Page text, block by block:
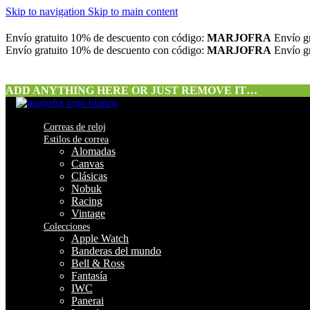
Skip to navigation Skip to main content
Envío gratuito 10% de descuento con código: MARJOFRA Envío
Envío gratuito 10% de descuento con código: MARJOFRA Envío
ADD ANYTHING HERE OR JUST REMOVE IT…
Correas de reloj
Estilos de correa
Alomadas
Canvas
Clásicas
Nobuk
Racing
Vintage
Colecciones
Apple Watch
Banderas del mundo
Bell & Ross
Fantasía
IWC
Panerai